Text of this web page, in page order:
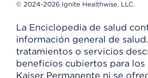
© 2024-2026 Ignite Healthwise, LLC.
La Enciclopedia de salud
información general de
tratamientos o servicios
beneficios cubiertos para
Kaiser Permanente ni se